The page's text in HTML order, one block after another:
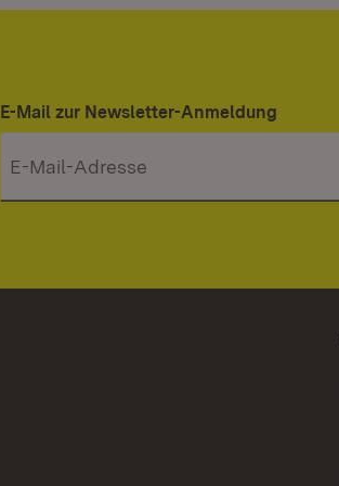
E-Mail zur Newsletter-Anmeldung